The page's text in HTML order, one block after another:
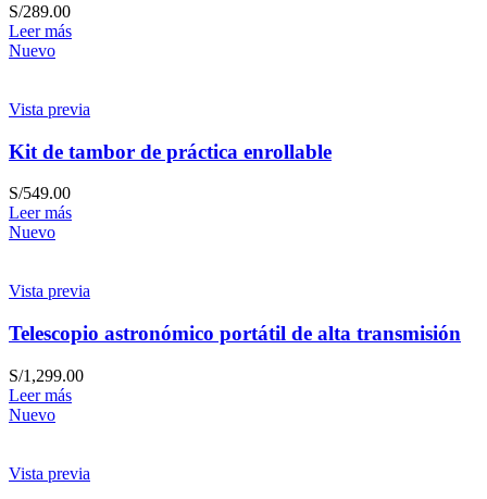
S/289.00
Leer más
Nuevo
Vista previa
Kit de tambor de práctica enrollable
S/549.00
Leer más
Nuevo
Vista previa
Telescopio astronómico portátil de alta transmisión
S/1,299.00
Leer más
Nuevo
Vista previa